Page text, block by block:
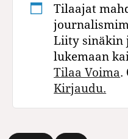
Tilaajat
Liity sinäkin
lukemaan
Tilaa Voima.
Kirjaudu.